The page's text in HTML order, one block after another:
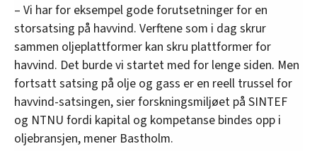
– Vi har for eksempel gode forutsetninger for en
storsatsing på havvind. Verftene som i dag skrur
sammen oljeplattformer kan skru plattformer for
havvind. Det burde vi startet med for lenge siden. Men
fortsatt satsing på olje og gass er en reell trussel for
havvind-satsingen, sier forskningsmiljøet på SINTEF
og NTNU fordi kapital og kompetanse bindes opp i
oljebransjen, mener Bastholm.